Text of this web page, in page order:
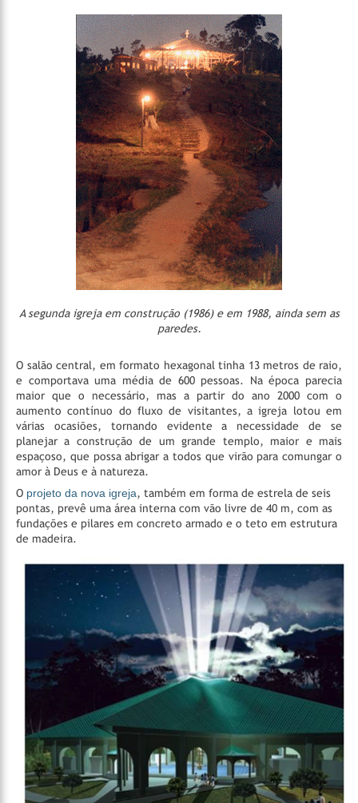
A segunda igreja em construção (1986) e em 1988, ainda sem as
paredes.
O salão central, em formato hexagonal tinha 13 metros de raio,
e comportava uma média de 600 pessoas. Na época parecia
maior que o necessário, mas a partir do ano 2000 com o
aumento contínuo do fluxo de visitantes, a igreja lotou em
várias ocasiões, tornando evidente a necessidade de se
planejar a construção de um grande templo, maior e mais
espaçoso, que possa abrigar a todos que virão para comungar o
amor à Deus e à natureza.
O projeto da nova igreja, também em forma de estrela de seis
pontas, prevê uma área interna com vão livre de 40 m, com as
fundações e pilares em concreto armado e o teto em estrutura
de madeira.